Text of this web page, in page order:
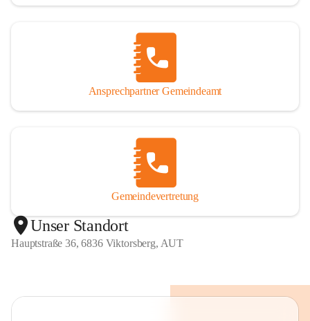
Ansprechpartner Gemeindeamt
Gemeindevertretung
Unser Standort
Hauptstraße 36, 6836 Viktorsberg, AUT